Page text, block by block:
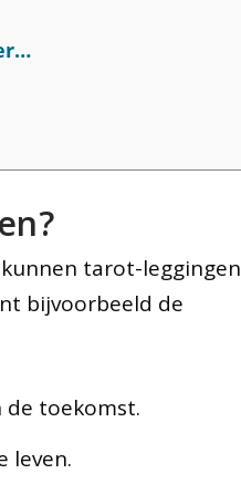
tarot-leggingen
bijvoorbeeld de
de toekomst.
leven.